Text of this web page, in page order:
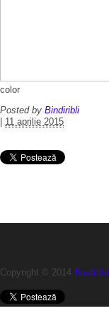
color
Posted by Bindiribli
11 aprilie 2015
Copyright © 2014 Bindiribli